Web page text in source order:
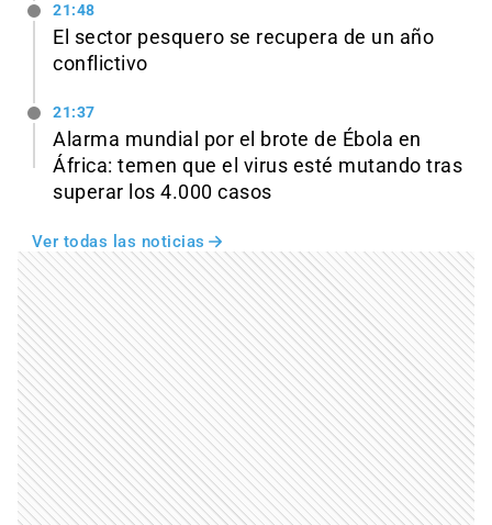
21:48
El sector pesquero se recupera de un año
conflictivo
21:37
Alarma mundial por el brote de Ébola en
África: temen que el virus esté mutando tras
superar los 4.000 casos
Ver todas las noticias